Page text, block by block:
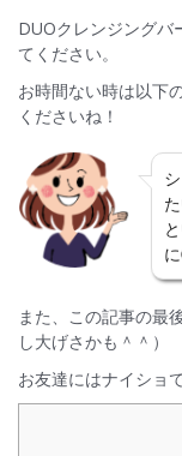
DUOクレンジングバ
てください。
お時間ない時は以下
くださいね！
また、この記事の最
し大げさかも＾＾）
お友達にはナイショ